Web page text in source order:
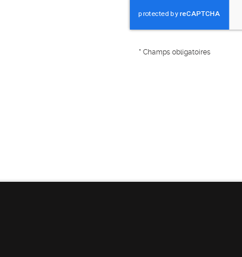
* Champs obligatoires